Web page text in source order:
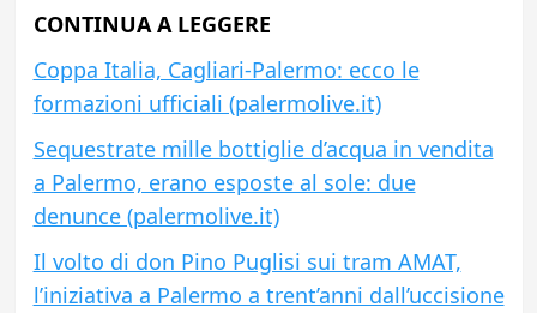
CONTINUA A LEGGERE
Coppa Italia, Cagliari-Palermo: ecco le
formazioni ufficiali (palermolive.it)
Sequestrate mille bottiglie d’acqua in vendita
a Palermo, erano esposte al sole: due
denunce (palermolive.it)
Il volto di don Pino Puglisi sui tram AMAT,
l’iniziativa a Palermo a trent’anni dall’uccisione